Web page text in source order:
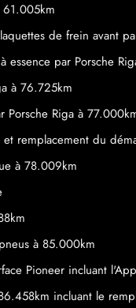
de frein avant
essence par Porsche
à 76.725km
Riga à
remplacement du
à 78.009km
à 85.000km
Pioneer incluant
incluant le